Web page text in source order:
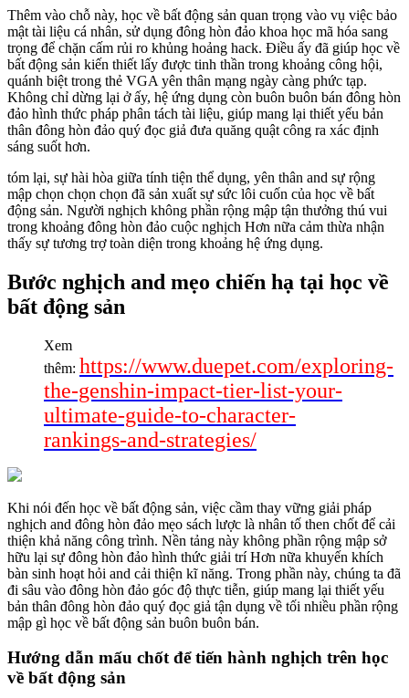
Thêm vào chỗ này, học về bất động sản quan trọng vào vụ việc bảo
mật tài liệu cá nhân, sử dụng đông hòn đảo khoa học mã hóa sang
trọng để chặn cấm rủi ro khủng hoảng hack. Điều ấy đã giúp học về
bất động sản kiến thiết lấy được tinh thần trong khoảng công hội,
quánh biệt trong thẻ VGA yên thân mạng ngày càng phức tạp.
Không chỉ dừng lại ở ấy, hệ ứng dụng còn buôn buôn bán đông hòn
đảo hình thức pháp phân tách tài liệu, giúp mang lại thiết yếu bản
thân đông hòn đảo quý đọc giả đưa quăng quật công ra xác định
sáng suốt hơn.
tóm lại, sự hài hòa giữa tính tiện thể dụng, yên thân and sự rộng
mập chọn chọn chọn đã sản xuất sự sức lôi cuốn của học về bất
động sản. Người nghịch không phần rộng mập tận thưởng thú vui
trong khoảng đông hòn đảo cuộc nghịch Hơn nữa cảm thừa nhận
thấy sự tương trợ toàn diện trong khoảng hệ ứng dụng.
Bước nghịch and mẹo chiến hạ tại học về
bất động sản
Xem
thêm: https://www.duepet.com/exploring-
the-genshin-impact-tier-list-your-
ultimate-guide-to-character-
rankings-and-strategies/
Khi nói đến học về bất động sản, việc cầm thay vững giải pháp
nghịch and đông hòn đảo mẹo sách lược là nhân tố then chốt để cải
thiện khả năng công trình. Nền tảng này không phần rộng mập sở
hữu lại sự đông hòn đảo hình thức giải trí Hơn nữa khuyến khích
bàn sinh hoạt hỏi and cải thiện kĩ năng. Trong phần này, chúng ta đã
đi sâu vào đông hòn đảo góc độ thực tiễn, giúp mang lại thiết yếu
bản thân đông hòn đảo quý đọc giả tận dụng về tối nhiều phần rộng
mập gì học về bất động sản buôn buôn bán.
Hướng dẫn mấu chốt để tiến hành nghịch trên học
về bất động sản